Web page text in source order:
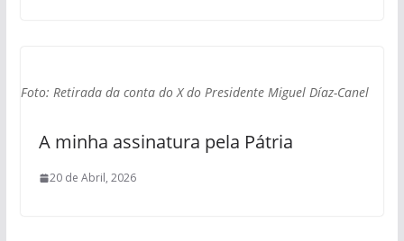
Foto: Retirada da conta do X do Presidente Miguel Díaz-Canel
A minha assinatura pela Pátria
20 de Abril, 2026